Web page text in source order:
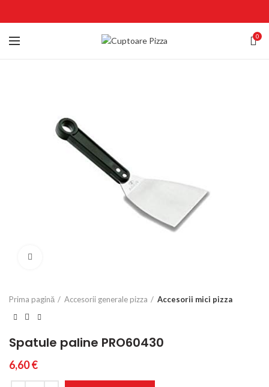
0
Prima pagină Accesorii generale pizza Accesorii mici pizza
Spatule paline PRO60430
6,60€